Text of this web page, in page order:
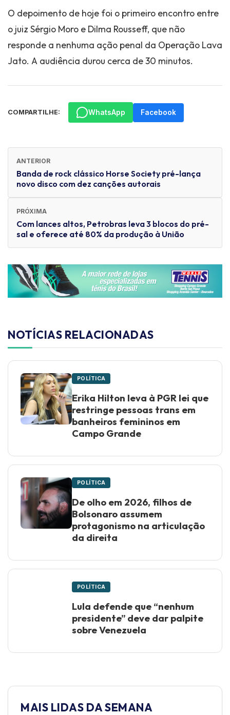
O depoimento de hoje foi o primeiro encontro entre
o juiz Sérgio Moro e Dilma Rousseff, que não
responde a nenhuma ação penal da Operação Lava
Jato. A audiência durou cerca de 30 minutos.
COMPARTILHE: WhatsApp Facebook
ANTERIOR
Banda de rock clássico Horse Society pré-lança
novo disco com dez canções autorais
PRÓXIMA
Com lances altos, Petrobras leva 3 blocos do pré-
sal e oferece até 80% da produção à União
NOTÍCIAS RELACIONADAS
POLÍTICA
Erika Hilton leva à PGR lei que
restringe pessoas trans em
banheiros femininos em
Campo Grande
POLÍTICA
De olho em 2026, filhos de
Bolsonaro assumem
protagonismo na articulação
da direita
POLÍTICA
Lula defende que “nenhum
presidente” deve dar palpite
sobre Venezuela
MAIS LIDAS DA SEMANA